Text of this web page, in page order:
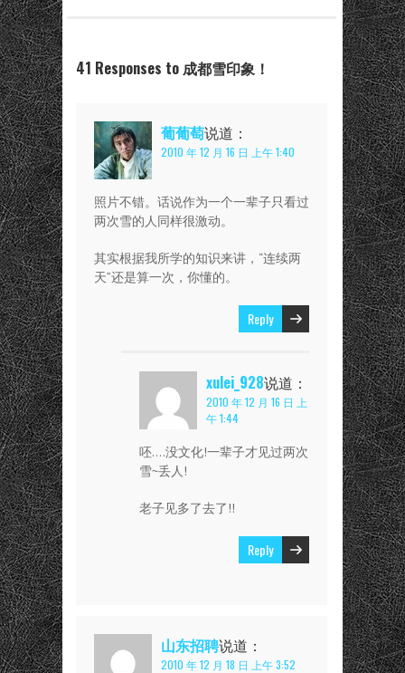
41 Responses to 成都雪印象！
葡葡萄说道：
2010 年 12 月 16 日 上午 1:40
照片不错。话说作为一个一辈子只看过
两次雪的人同样很激动。
其实根据我所学的知识来讲，“连续两
天”还是算一次，你懂的。
Reply
xulei_928说道：
2010 年 12 月 16 日 上
午 1:44
呸….没文化!一辈子才见过两次
雪~丢人!
老子见多了去了!!
Reply
山东招聘说道：
2010 年 12 月 18 日 上午 3:52